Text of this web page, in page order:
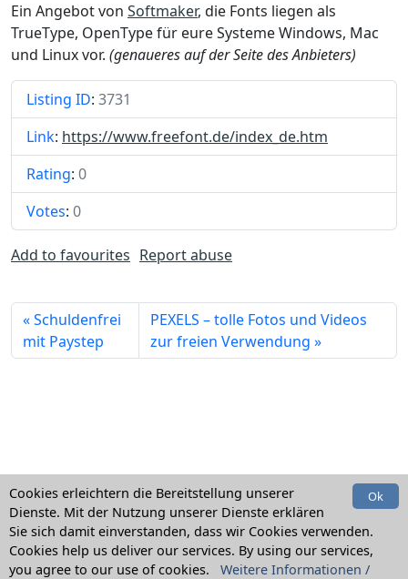
Ok
Cookies erleichtern die Bereitstellung unserer
Dienste. Mit der Nutzung unserer Dienste erklären
Sie sich damit einverstanden, dass wir Cookies verwenden.
Cookies help us deliver our services. By using our services,
you agree to our use of cookies. Weitere Informationen /
Ein Angebot von Softmaker, die Fonts liegen als
TrueType, OpenType für eure Systeme Windows, Mac
und Linux vor. (genaueres auf der Seite des Anbieters)
Listing ID: 3731
Link: https://www.freefont.de/index_de.htm
Rating: 0
Votes: 0
Add to favourites Report abuse
Schuldenfrei
mit Paystep
PEXELS – tolle Fotos und Videos
zur freien Verwendung
Home Kategorien Suche
Link melden
Newsletter
Impressum Datenschutzerklärung